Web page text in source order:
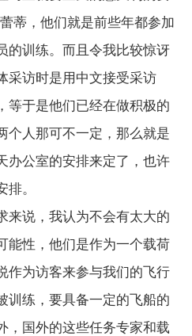
蒂，他们就是前些年都参加
的训练。而且令我比较惊讶
采访时是用中文接受采访
等于是他们已经在做积极的
个人那可不一定，那么就是
办公室的安排来定了，也许
。
来说，我认为不会有太大的
能性，他们是作为一个载荷
作为访客来参与我们的飞行
训练，要具备一定的飞船的
，国外的这些任务专家和载